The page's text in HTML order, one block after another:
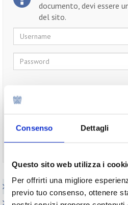
Consenso Dettagli
Questo sito web utilizza i
Per offrirti una migliore
previo tuo consenso, ottenere
documento, devi essere
del sito.
Username
Password
Realizzazione GMP